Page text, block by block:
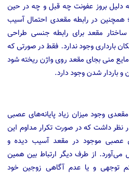
بروز عفونت چه قبل و چه در حین
همچنین در رابطه مقعدی احتمال آسیب
مقعد برای رابطه جنسی طراحی
بارداری وجود ندارد. فقط در صورتی که
منی بجای مقعد روی واژن ریخته شود
و باردار شدن وجود دارد.
وجود میزان زیاد پایانه‌های عصبی
نظر داشت که در صورت تکرار مداوم این
عصبی موجود در مقعد آسیب دیده و
از طرف دیگر ارتباط بین همین
توجهی و یا عدم آگاهی زوجین خود